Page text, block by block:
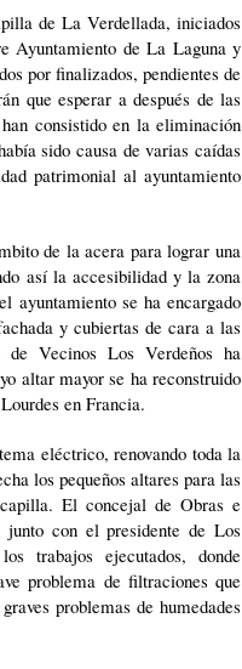
de La Verdellada, iniciados
Ayuntamiento de La Laguna y
por finalizados, pendientes de
que esperar a después de las
consistido en la eliminación
sido causa de varias caídas
patrimonial al ayuntamiento
de la acera para lograr una
así la accesibilidad y la zona
ayuntamiento se ha encargado
y cubiertas de cara a las
de Vecinos Los Verdeños ha
altar mayor se ha reconstruido
en Francia.
eléctrico, renovando toda la
los pequeños altares para las
Elconcejal de Obras e
junto con el presidente de Los
trabajos ejecutados, donde
problema de filtraciones que
problemas de humedades